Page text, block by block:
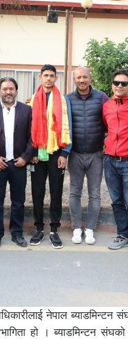
नेपाल
हो । ब्याडमिन्टन